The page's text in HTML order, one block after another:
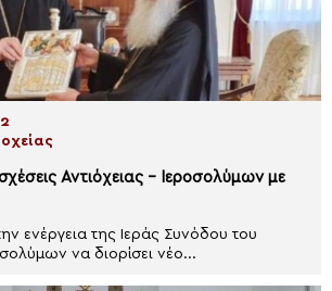
Αντιόχειας – Ιεροσολύμων με
ενέργεια της Ιεράς Συνόδου του
να διορίσει νέο...